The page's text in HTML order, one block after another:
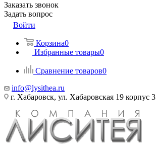
Заказать звонок
Задать вопрос
Войти
Корзина0
Избранные товары0
Сравнение товаров0
info@lysithea.ru
г. Хабаровск, ул. Хабаровская 19 корпус 3